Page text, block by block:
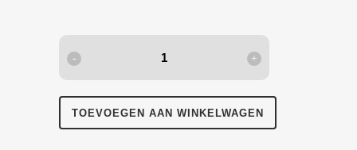
Poncho
TOEVOEGEN AAN WINKELWAGEN